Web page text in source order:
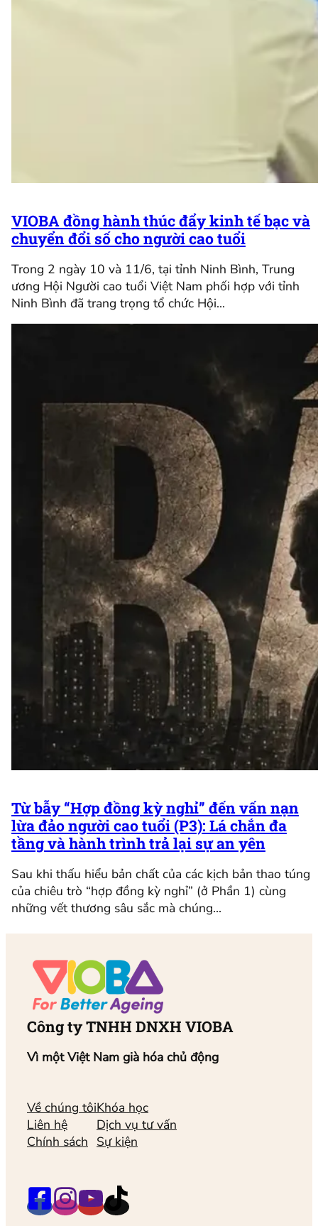
VIOBA đồng hành thúc đẩy kinh tế bạc và
chuyển đổi số cho người cao tuổi
Trong 2 ngày 10 và 11/6, tại tỉnh Ninh Bình, Trung
ương Hội Người cao tuổi Việt Nam phối hợp với tỉnh
Ninh Bình đã trang trọng tổ chức Hội…
Từ bẫy “Hợp đồng kỳ nghỉ” đến vấn nạn
lừa đảo người cao tuổi (P3): Lá chắn đa
tầng và hành trình trả lại sự an yên
Sau khi thấu hiểu bản chất của các kịch bản thao túng
của chiêu trò “hợp đồng kỳ nghỉ” (ở Phần 1) cùng
những vết thương sâu sắc mà chúng…
Công ty TNHH DNXH VIOBA
Vì một Việt Nam già hóa chủ động
Về chúng tôi
Liên hệ
Chính sách
Khóa học
Dịch vụ tư vấn
Sự kiện